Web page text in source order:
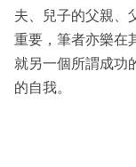
夫、兒子的父親、
重要，筆者亦樂在
就另一個所謂成功
的自我。